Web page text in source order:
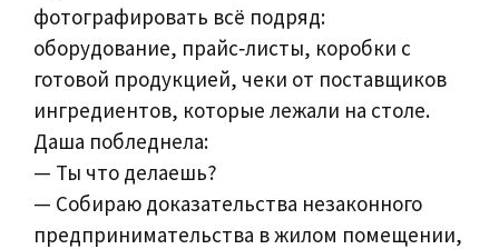
фотографировать всё подряд:
оборудование, прайс‑листы, коробки с
готовой продукцией, чеки от поставщиков
ингредиентов, которые лежали на столе.
Даша побледнела:
— Ты что делаешь?
— Собираю доказательства незаконного
предпринимательства в жилом помещении,